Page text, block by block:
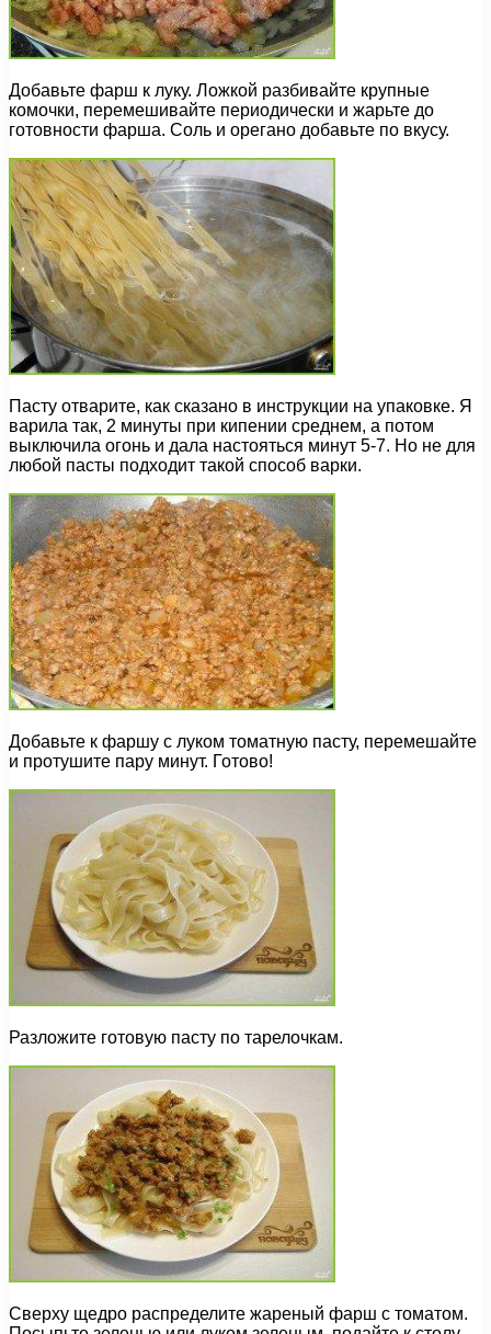
Добавьте фарш к луку. Ложкой разбивайте крупные
комочки, перемешивайте периодически и жарьте до
готовности фарша. Соль и орегано добавьте по вкусу.
Пасту отварите, как сказано в инструкции на упаковке. Я
варила так, 2 минуты при кипении среднем, а потом
выключила огонь и дала настояться минут 5-7. Но не для
любой пасты подходит такой способ варки.
Добавьте к фаршу с луком томатную пасту, перемешайте
и протушите пару минут. Готово!
Разложите готовую пасту по тарелочкам.
Сверху щедро распределите жареный фарш с томатом.